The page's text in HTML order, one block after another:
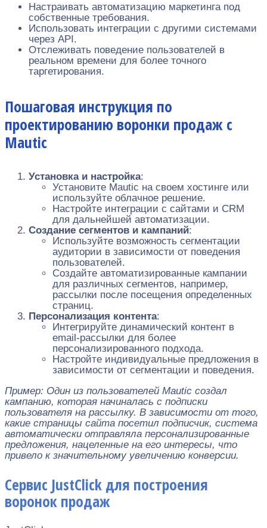
Настраивать автоматизацию маркетинга под
собственные требования.
Использовать интеграции с другими системами
через API.
Отслеживать поведение пользователей в
реальном времени для более точного
таргетирования.
Пошаговая инструкция по
проектированию воронки продаж с
Mautic
Установка и настройка:
Установите Mautic на своем хостинге или
используйте облачное решение.
Настройте интеграции с сайтами и CRM
для дальнейшей автоматизации.
Создание сегментов и кампаний:
Используйте возможность сегментации
аудитории в зависимости от поведения
пользователей.
Создайте автоматизированные кампании
для различных сегментов, например,
рассылки после посещения определенных
страниц.
Персонализация контента:
Интегрируйте динамический контент в
email-рассылки для более
персонализированного подхода.
Настройте индивидуальные предложения в
зависимости от сегментации и поведения.
Пример: Один из пользователей Mautic создал
кампанию, которая начиналась с подписки
пользователя на рассылку. В зависимости от того,
какие страницы сайта посетил подписчик, система
автоматически отправляла персонализированные
предложения, нацеленные на его интересы, что
привело к значительному увеличению конверсии.
Сервис JustClick для построения
воронок продаж